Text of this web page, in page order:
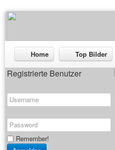
Home Top Bilder
Registrierte Benutzer
Remember!